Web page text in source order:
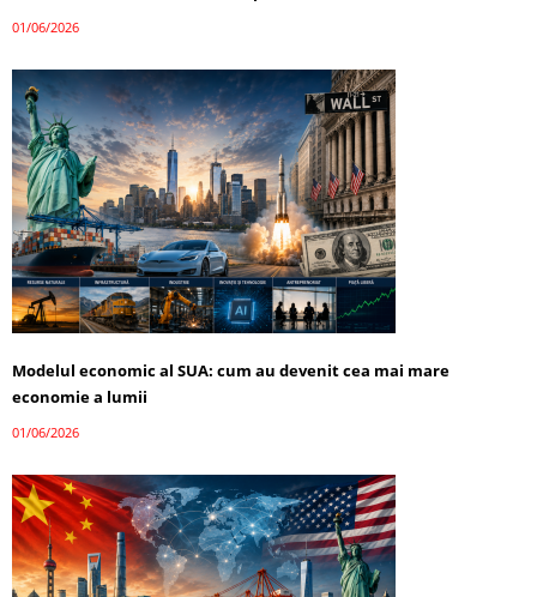
01/06/2026
Modelul economic al SUA: cum au devenit cea mai mare
economie a lumii
01/06/2026